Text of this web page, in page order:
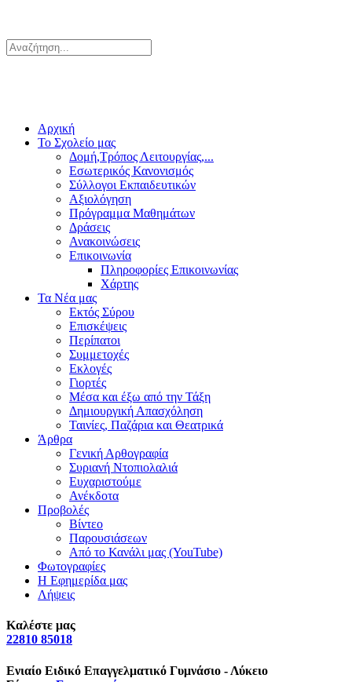
Αρχική
Το Σχολείο μας
Δομή,Τρόπος Λειτουργίας,...
Εσωτερικός Κανονισμός
Σύλλογοι Εκπαιδευτικών
Αξιολόγηση
Πρόγραμμα Μαθημάτων
Δράσεις
Ανακοινώσεις
Επικοινωνία
Πληροφορίες Επικοινωνίας
Χάρτης
Τα Νέα μας
Εκτός Σύρου
Επισκέψεις
Περίπατοι
Συμμετοχές
Εκλογές
Γιορτές
Μέσα και έξω από την Τάξη
Δημιουργική Απασχόληση
Ταινίες, Παζάρια και Θεατρικά
Άρθρα
Γενική Αρθογραφία
Συριανή Ντοπιολαλιά
Ευχαριστούμε
Ανέκδοτα
Προβολές
Βίντεο
Παρουσιάσεων
Από το Κανάλι μας (YouTube)
Φωτογραφίες
Η Εφημερίδα μας
Λήψεις
Καλέστε μας
22810 85018
Ενιαίο Ειδικό Επαγγελματικό Γυμνάσιο - Λύκειο